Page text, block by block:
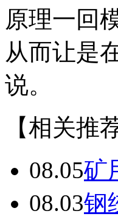
原理一回
从而让是
说。
【相关推
08.05矿
08.03钢